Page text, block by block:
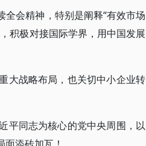
会精神，特别是阐释“有效市场
积极对接国际学界，用中国发展
大战略布局，也关切中小企业转
平同志为核心的党中央周围，以